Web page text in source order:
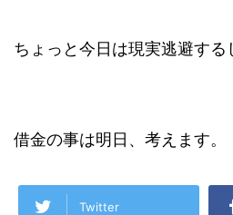
ちょっと今日は現実逃避する
借金の事は明日、考えます。
Twitter